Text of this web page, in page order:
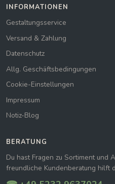
INFORMATIONEN
Gestaltungsservice
Versand & Zahlung
Datenschutz
Allg. Geschäftsbedingungen
Cookie-Einstellungen
Impressum
Notiz-Blog
BERATUNG
Du hast Fragen zu Sortiment und
freundliche Kundenberatung hilft